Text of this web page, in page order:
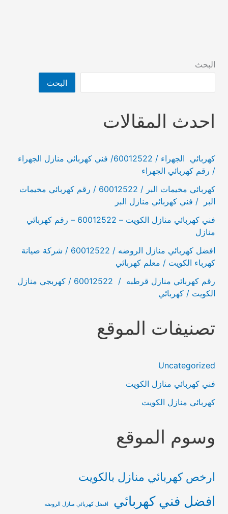
البحث
البحث
احدث المقالات
كهربائي الجهراء / 60012522/ فني كهربائي منازل الجهراء
/ رقم كهربائي الجهراء
كهربائي مخيمات البر / 60012522 / رقم كهربائي مخيمات
البر / فني كهربائي منازل البر
فني كهربائي منازل الكويت – 60012522 – رقم كهربائي
منازل
افضل كهربائي منازل الروضه / 60012522 / شركة صيانة
كهرباء الكويت / معلم كهربائي
رقم كهربائي منازل قرطبه / 60012522 / كهربجي منازل
الكويت / كهربائي
تصنيفات الموقع
Uncategorized
فني كهربائي منازل الكويت
كهربائي منازل الكويت
وسوم الموقع
ارخص كهربائي منازل بالكويت
افضل فني كهربائي افضل كهربائي منازل الروضه